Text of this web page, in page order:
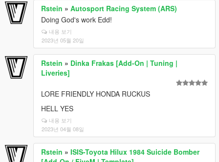
Rstein » Autosport Racing System (ARS)
Doing God's work Edd!
내용 보기
2023년 05월 20일
Rstein » Dinka Frakas [Add-On | Tuning |
Liveries]
LORE FRIENDLY HONDA RUCKUS
HELL YES
내용 보기
2023년 04월 08일
Rstein » ISIS-Toyota Hilux 1984 Suicide Bomber